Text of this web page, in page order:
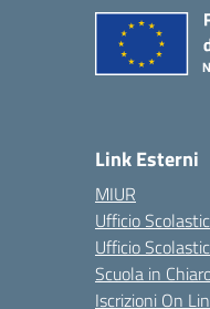
Link Esterni
MIUR
Ufficio
Ufficio
Scuola in
Iscrizioni On